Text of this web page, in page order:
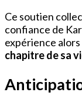
Ce soutien
confiance de
expérience alors
chapitre de sa